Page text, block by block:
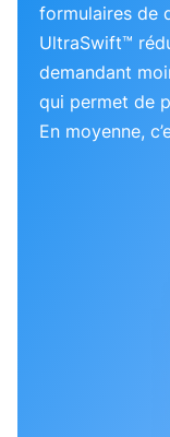
formulaires de
UltraSwift™
demandant
qui permet de
En moyenne,